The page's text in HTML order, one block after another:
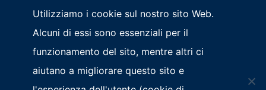
Utilizziamo i cookie sul nostro sito Web.
Alcuni di essi sono essenziali per il
funzionamento del sito, mentre altri ci
aiutano a migliorare questo sito e